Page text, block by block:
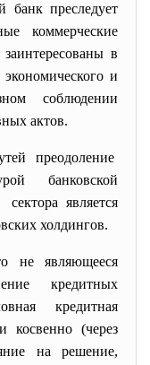
преследует
коммерческие
в
и
соблюдении
актов.
преодоление
банковской
является
холдингов.
не являющееся
кредитных
кредитная
косвенно (через
на решение,